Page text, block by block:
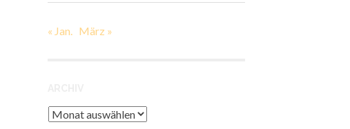
« Jan. März »
Archiv